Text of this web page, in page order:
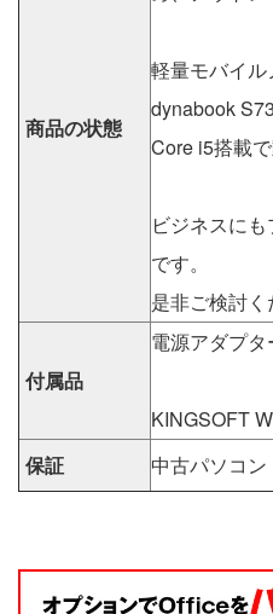
商品の状態
軽量モバイ
dynabook
Core i5搭載
ビジネスに
です。
是非ご検討く
付属品
電源アダプタ
KINGSOFT
保証
中古パソコ